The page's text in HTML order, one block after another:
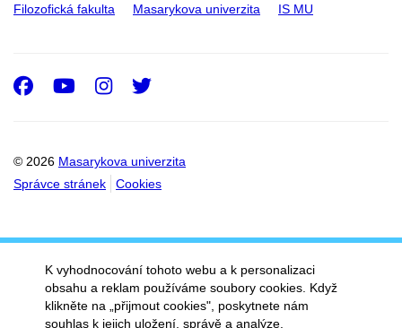
Filozofická fakulta Masarykova univerzita IS MU
© 2026 Masarykova univerzita
Správce stránek
Cookies
Facebook
Youtube
Instagram
Twitter
K vyhodnocování tohoto webu a k personalizaci
obsahu a reklam používáme soubory cookies. Když
klikněte na „přijmout cookies", poskytnete nám
souhlas k jejich uložení, správě a analýze.